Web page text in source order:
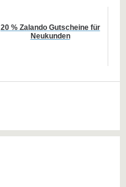
20 % Zalando Gutscheine für
Neukunden